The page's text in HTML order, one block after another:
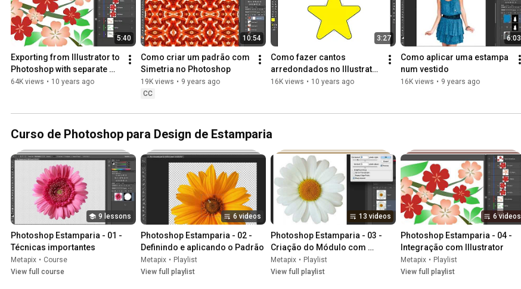
5:40
Exporting from Illustrator to
Photoshop with separate
layers
64K views • 10 years ago
10:54
Como criar um padrão com
Simetria no Photoshop
19K views • 9 years ago
CC
3:27
Como fazer cantos
arredondados no Illustrator
CC?
16K views • 10 years ago
6:03
Como aplicar uma estampa
num vestido
16K views • 9 years ago
Curso de Photoshop para Design de Estamparia
9 lessons
Photoshop Estamparia - 01 -
Técnicas importantes
Metapix • Course
View full course
6 videos
Photoshop Estamparia - 02 -
Definindo e aplicando o Padrão
Metapix • Playlist
View full playlist
13 videos
Photoshop Estamparia - 03 -
Criação do Módulo com
Rapport
Metapix • Playlist
View full playlist
6 videos
Photoshop Estamparia - 04 -
Integração com Illustrator
Metapix • Playlist
View full playlist